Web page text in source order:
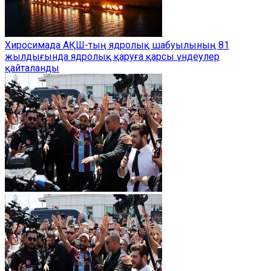
Хиросимада АҚШ-тың ядролық шабуылының 81
жылдығында ядролық қаруға қарсы үндеулер
қайталанды